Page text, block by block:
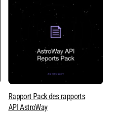
Rapport Pack des rapports
API AstroWay